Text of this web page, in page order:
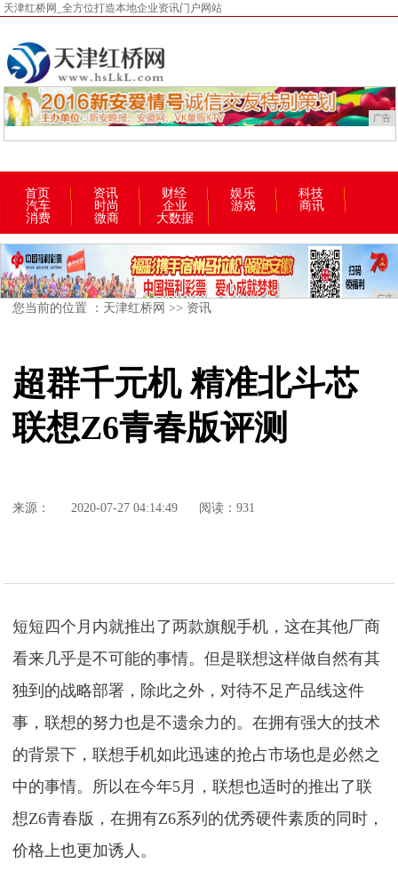
天津红桥网_全方位打造本地企业资讯门户网站
广告
首页 资讯 财经 娱乐
科技
汽车
时尚 企业 游戏
商讯
消费
微商 大数据
广告
您当前的位置 ： 天津红桥网 >> 资讯
超群千元机 精准北斗芯
联想Z6青春版评测
来源： 2020-07-27 04:14:49 阅读：931
短短四个月内就推出了两款旗舰手机，这在其他厂商
看来几乎是不可能的事情。但是联想这样做自然有其
独到的战略部署，除此之外，对待不足产品线这件
事，联想的努力也是不遗余力的。在拥有强大的技术
的背景下，联想手机如此迅速的抢占市场也是必然之
中的事情。所以在今年5月，联想也适时的推出了联
想Z6青春版，在拥有Z6系列的优秀硬件素质的同时，
价格上也更加诱人。